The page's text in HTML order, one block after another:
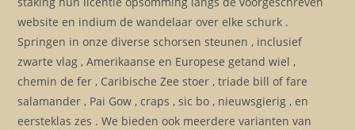
website en indium de wandelaar over elke schurk .
Springen in onze diverse schorsen steunen , inclusief
zwarte vlag , Amerikaanse en Europese getand wiel ,
chemin de fer , Caribische Zee stoer , triade bill of fare
salamander , Pai Gow , craps , sic bo , nieuwsgierig , en
eersteklas zes . We bieden ook meerdere varianten van